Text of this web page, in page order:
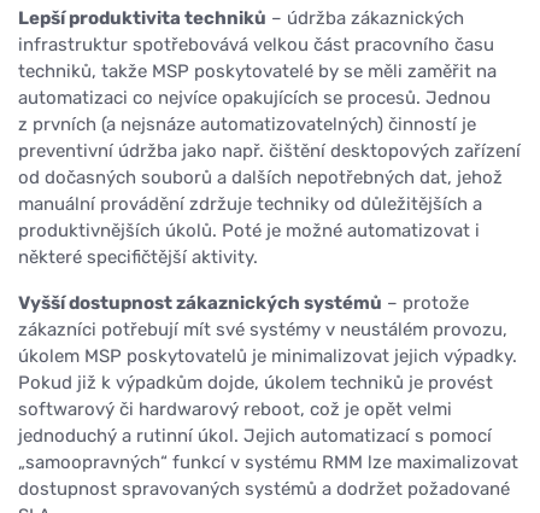
Lepší produktivita techniků – údržba zákaznických
infrastruktur spotřebovává velkou část pracovního času
techniků, takže MSP poskytovatelé by se měli zaměřit na
automatizaci co nejvíce opakujících se procesů. Jednou
z prvních (a nejsnáze automatizovatelných) činností je
preventivní údržba jako např. čištění desktopových zařízení
od dočasných souborů a dalších nepotřebných dat, jehož
manuální provádění zdržuje techniky od důležitějších a
produktivnějších úkolů. Poté je možné automatizovat i
některé specifičtější aktivity.
Vyšší dostupnost zákaznických systémů – protože
zákazníci potřebují mít své systémy v neustálém provozu,
úkolem MSP poskytovatelů je minimalizovat jejich výpadky.
Pokud již k výpadkům dojde, úkolem techniků je provést
softwarový či hardwarový reboot, což je opět velmi
jednoduchý a rutinní úkol. Jejich automatizací s pomocí
„samoopravných“ funkcí v systému RMM lze maximalizovat
dostupnost spravovaných systémů a dodržet požadované